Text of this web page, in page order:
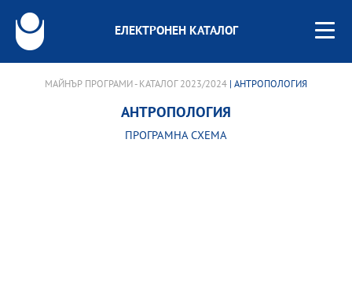
ЕЛЕКТРОНЕН КАТАЛОГ
МАЙНЪР ПРОГРАМИ - КАТАЛОГ 2023/2024 | АНТРОПОЛОГИЯ
АНТРОПОЛОГИЯ
ПРОГРАМНА СХЕМА